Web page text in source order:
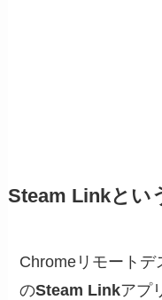
Steam Linkとい
Chromeリモート
のSteam Linkアプ